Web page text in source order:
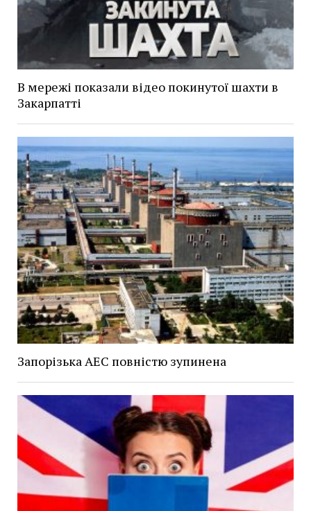
В мережі показали відео покинутої шахти в
Закарпатті
Запорізька АЕС повністю зупинена